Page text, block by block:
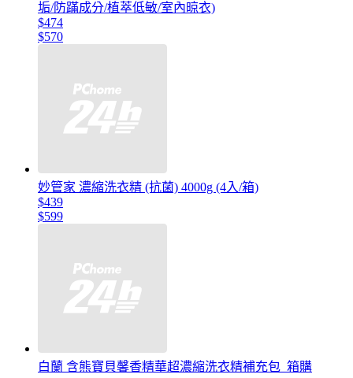
垢/防蹣成分/植萃低敏/室內晾衣)
$474
$570
妙管家 濃縮洗衣精 (抗菌) 4000g (4入/箱)
$439
$599
白蘭 含熊寶貝馨香精華超濃縮洗衣精補充包_箱購